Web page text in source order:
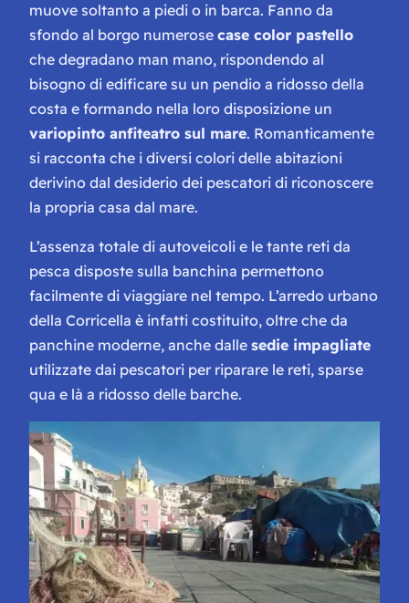
muove soltanto a piedi o in barca. Fanno da
sfondo al borgo numerose case color pastello
che degradano man mano, rispondendo al
bisogno di edificare su un pendio a ridosso della
costa e formando nella loro disposizione un
variopinto anfiteatro sul mare. Romanticamente
si racconta che i diversi colori delle abitazioni
derivino dal desiderio dei pescatori di riconoscere
la propria casa dal mare.
L’assenza totale di autoveicoli e le tante reti da
pesca disposte sulla banchina permettono
facilmente di viaggiare nel tempo. L’arredo urbano
della Corricella è infatti costituito, oltre che da
panchine moderne, anche dalle sedie impagliate
utilizzate dai pescatori per riparare le reti, sparse
qua e là a ridosso delle barche.